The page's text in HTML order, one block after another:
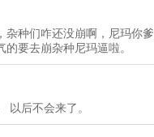
种们咋还没崩啊，尼玛你
要去崩杂种尼玛逼啦。
以后不会来了。